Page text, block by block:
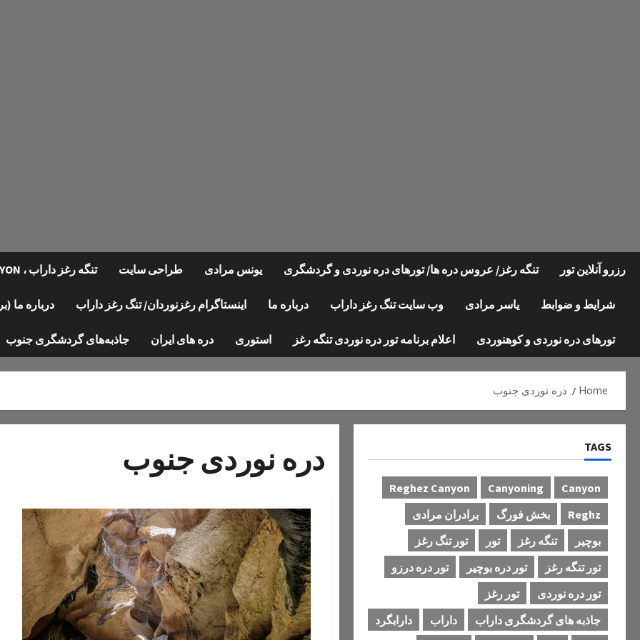
رزرو آنلاین تور تنگه رغز/ عروس دره ها/ تورهای دره نوردی و گردشگری یونس مرادی طراحی سایت تنگه رغز داراب ، REGHZ CANYON
شرایط و ضوابط یاسر مرادی وب سایت تنگ رغز داراب درباره ما اینستاگرام رغزنوردان/ تنگ رغز داراب درباره ما
تورهای دره نوردی و کوهنوردی اعلام برنامه تور دره نوردی تنگه رغز استوری دره های ایران جاذبه‌های گردشگری جنوب
Home دره نوردی جنوب
دره نوردی جنوب TAGS
Canyon
Canyoning
Reghez Canyon
Reghz
بخش فورگ
برادران مرادی
بوچیر
تنگه رغز تور
تور تنگ رغز
تور تنگه رغز
تور دره بوچیر
تور دره درزو
تور دره نوردی
تور رغز
جاذبه های گردشگری داراب
داراب
دارابگرد